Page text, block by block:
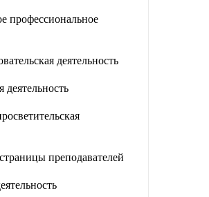
профессиональное
деятельность
преподавателей